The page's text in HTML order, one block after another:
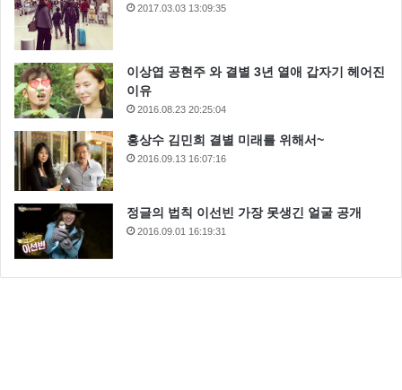
2017.03.03 13:09:35
이상엽 공현주 와 결별 3년 열애 갑자기 헤어진
이유
2016.08.23 20:25:04
홍상수 김민희 결별 미래를 위해서~
2016.09.13 16:07:16
정글의 법칙 이선빈 가장 못생긴 얼굴 공개
2016.09.01 16:19:31